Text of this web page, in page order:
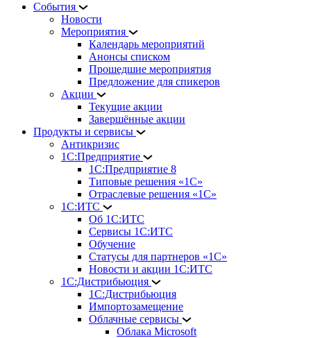
События
Новости
Мероприятия
Календарь мероприятий
Анонсы списком
Прошедшие мероприятия
Предложение для спикеров
Акции
Текущие акции
Завершённые акции
Продукты и сервисы
Антикризис
1С:Предприятие
1С:Предприятие 8
Типовые решения «1С»
Отраслевые решения «1С»
1С:ИТС
Об 1С:ИТС
Сервисы 1С:ИТС
Обучение
Статусы для партнеров «1С»
Новости и акции 1С:ИТС
1С:Дистрибьюция
1С:Дистрибьюция
Импортозамещение
Облачные сервисы
Облака Microsoft